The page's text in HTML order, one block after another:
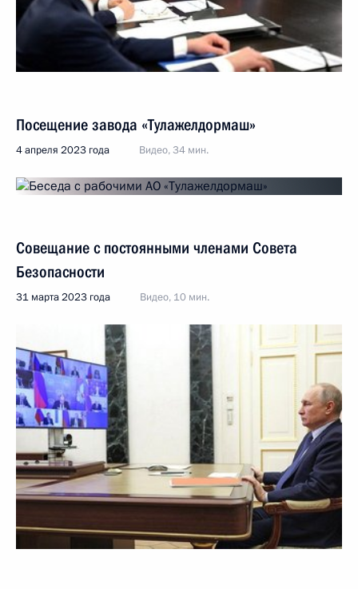
Посещение завода «Тулажелдормаш»
4 апреля 2023 года Видео, 34 мин.
Совещание с постоянными членами Совета
Безопасности
31 марта 2023 года Видео, 10 мин.